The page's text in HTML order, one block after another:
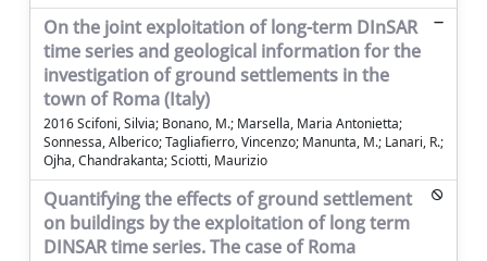
On the joint exploitation of long-term DInSAR
time series and geological information for the
investigation of ground settlements in the
town of Roma (Italy)
2016 Scifoni, Silvia; Bonano, M.; Marsella, Maria Antonietta;
Sonnessa, Alberico; Tagliafierro, Vincenzo; Manunta, M.; Lanari, R.;
Ojha, Chandrakanta; Sciotti, Maurizio
Quantifying the effects of ground settlement
on buildings by the exploitation of long term
DINSAR time series. The case of Roma